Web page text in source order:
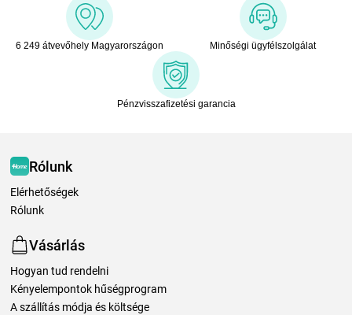
6 249 átvevőhely Magyarországon Minőségi ügyfélszolgálat
Pénzvisszafizetési garancia
Rólunk
Elérhetőségek
Rólunk
Vásárlás
Hogyan tud rendelni
Kényelempontok hűségprogram
A szállítás módja és költsége